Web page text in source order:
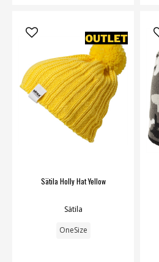
Sätila Holly Hat Yellow
Sätila
OneSize